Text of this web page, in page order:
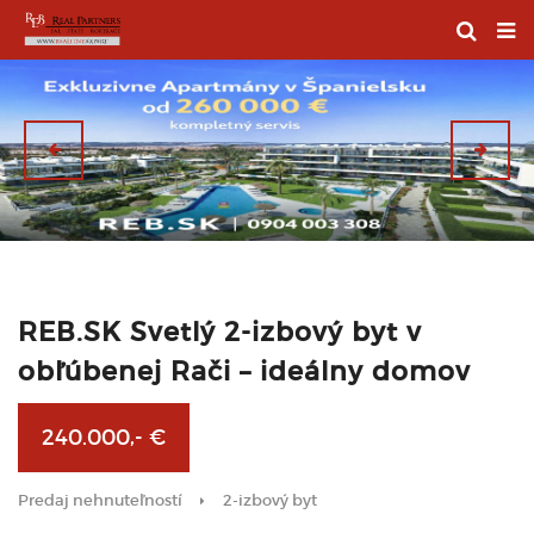
REB.SK Svetlý 2-izbový byt v
obľúbenej Rači – ideálny domov
240.000,- €
Predaj nehnuteľností 2-izbový byt